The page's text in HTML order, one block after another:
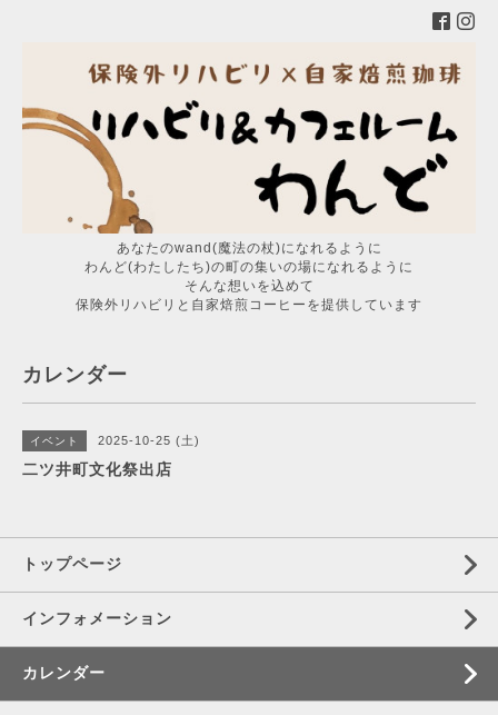
あなたのwand(魔法の杖)になれるように
わんど(わたしたち)の町の集いの場になれるように
そんな想いを込めて
保険外リハビリと自家焙煎コーヒーを提供しています
カレンダー
イベント 2025-10-25 (土)
二ツ井町文化祭出店
トップページ
インフォメーション
カレンダー